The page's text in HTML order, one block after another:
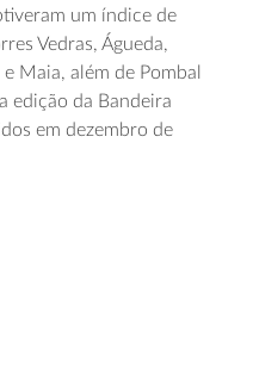
um índice de
Vedras, Águeda,
e Maia, além de Pombal
edição da Bandeira
em dezembro de